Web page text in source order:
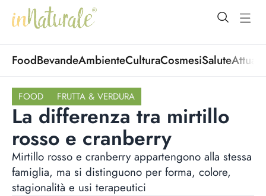
open
FoodBevandeAmbienteCulturaCosmesiSalute
FOOD FRUTTA & VERDURA
La differenza tra mirtillo
rosso e cranberry
Mirtillo rosso e cranberry appartengono alla stessa
famiglia, ma si distinguono per forma, colore,
stagionalità e usi terapeutici